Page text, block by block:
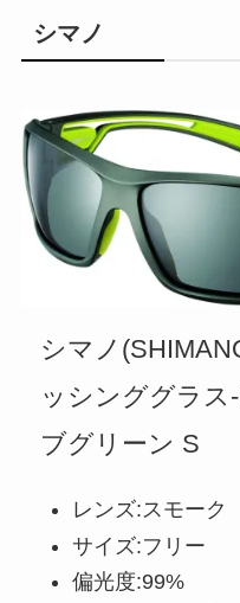
シマノ
シマノ
ッシンググラス
ブグリーン S
レンズ:スモーク
サイズ:フリー
偏光度:99%